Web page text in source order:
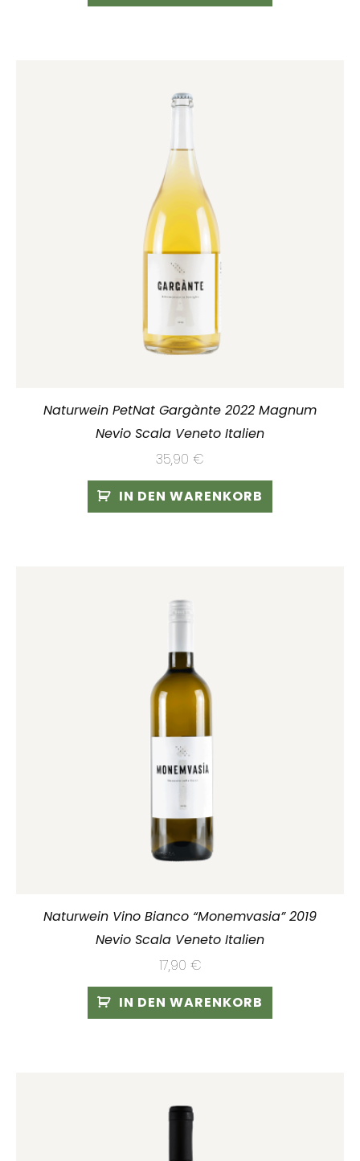
Naturwein PetNat Gargànte 2022 Magnum
Nevio Scala Veneto Italien
35,90 €
IN DEN WARENKORB
Naturwein Vino Bianco “Monemvasia” 2019
Nevio Scala Veneto Italien
17,90 €
IN DEN WARENKORB